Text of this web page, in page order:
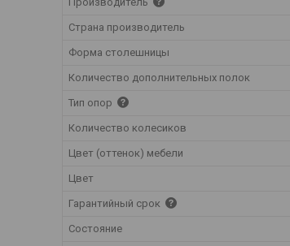
Страна производитель
Форма столешницы
Количество дополнительных полок
Тип опор
Количество колесиков
Цвет (оттенок) мебели
Цвет
Гарантийный срок
Состояние